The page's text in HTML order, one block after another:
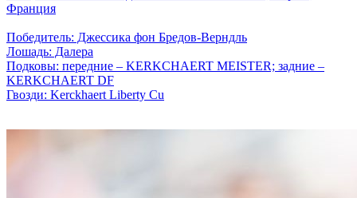
Франция
Победитель: Джессика фон Бредов-Верндль
Лошадь: Далера
Подковы: передние – KERKCHAERT MEISTER; задние –
KERKCHAERT DF
Гвозди: Kerckhaert Liberty Cu